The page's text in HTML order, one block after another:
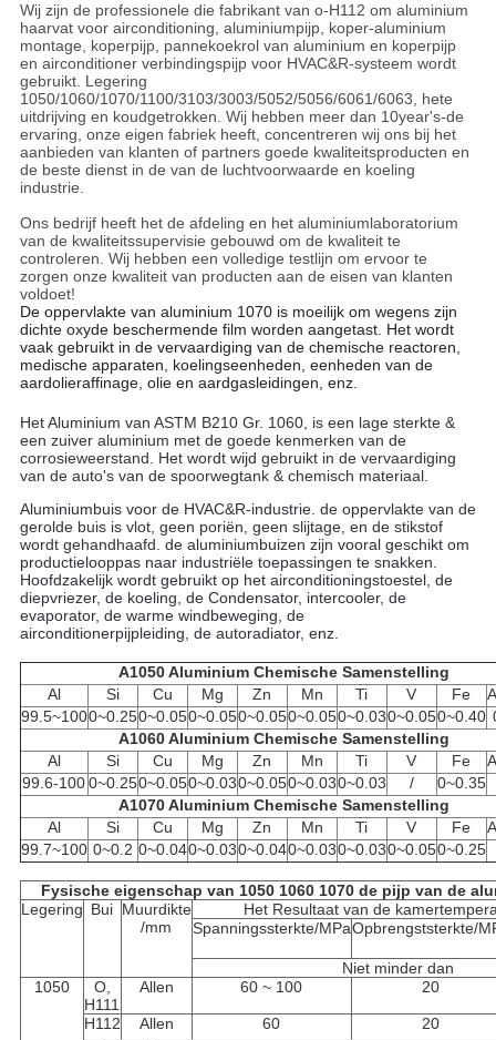
Wij zijn de professionele die fabrikant van o-H112 om aluminium
haarvat voor airconditioning, aluminiumpijp, koper-aluminium
montage, koperpijp, pannekoekrol van aluminium en koperpijp
en airconditioner verbindingspijp voor HVAC&R-systeem wordt
gebruikt. Legering
1050/1060/1070/1100/3103/3003/5052/5056/6061/6063, hete
uitdrijving en koudgetrokken. Wij hebben meer dan 10year's-de
ervaring, onze eigen fabriek heeft, concentreren wij ons bij het
aanbieden van klanten of partners goede kwaliteitsproducten en
de beste dienst in de van de luchtvoorwaarde en koeling
industrie.
Ons bedrijf heeft het de afdeling en het aluminiumlaboratorium
van de kwaliteitssupervisie gebouwd om de kwaliteit te
controleren. Wij hebben een volledige testlijn om ervoor te
zorgen onze kwaliteit van producten aan de eisen van klanten
voldoet!
De oppervlakte van aluminium 1070 is moeilijk om wegens zijn
dichte oxyde beschermende film worden aangetast. Het wordt
vaak gebruikt in de vervaardiging van de chemische reactoren,
medische apparaten, koelingseenheden, eenheden van de
aardolieraffinage, olie en aardgasleidingen, enz.
Het Aluminium van ASTM B210 Gr. 1060, is een lage sterkte &
een zuiver aluminium met de goede kenmerken van de
corrosieweerstand. Het wordt wijd gebruikt in de vervaardiging
van de auto's van de spoorwegtank & chemisch materiaal.
Aluminiumbuis voor de HVAC&R-industrie. de oppervlakte van de
gerolde buis is vlot, geen poriën, geen slijtage, en de stikstof
wordt gehandhaafd. de aluminiumbuizen zijn vooral geschikt om
productielooppas naar industriële toepassingen te snakken.
Hoofdzakelijk wordt gebruikt op het airconditioningstoestel, de
diepvriezer, de koeling, de Condensator, intercooler, de
evaporator, de warme windbeweging, de
airconditionerpijpleiding, de autoradiator, enz.
A1050 Aluminium Chemische Samenstelling
Al
Si Cu Mg Zn Mn Ti V Fe
99.5~1000~0.250~0.050~0.050~0.050~0.050~0.030~0.050~0.40
A1060 Aluminium Chemische Samenstelling
Al
Si Cu Mg Zn Mn Ti V Fe
99.6-1000~0.250~0.050~0.030~0.050~0.030~0.03 /
0~0.35
A1070 Aluminium Chemische Samenstelling
Al
Si Cu Mg Zn Mn Ti V Fe
99.7~100 0~0.2 0~0.040~0.030~0.040~0.030~0.030~0.050~0.25
Fysische eigenschap van 1050 1060 1070 de pijp van de
Legering Bui Muurdikte
/mm
Het Resultaat van de
Spanningssterkte/MPaOpbrengststerkte/
Niet minder dan
1050
O,
H111
Allen 60 ~ 100 20
H112 Allen 60
20